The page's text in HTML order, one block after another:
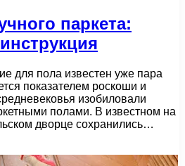
паркета:
для пола известен уже пара
показателем роскоши и
изобиловали
полами. В известном на
дворце сохранились…